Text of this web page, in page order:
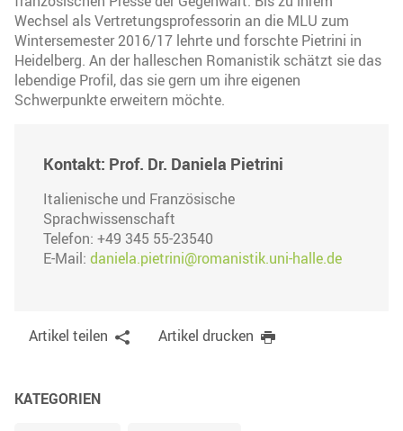
Wechsel als Vertretungsprofessorin an die MLU zum
Wintersemester 2016/17 lehrte und forschte Pietrini in
Heidelberg. An der halleschen Romanistik schätzt sie das
lebendige Profil, das sie gern um ihre eigenen
Schwerpunkte erweitern möchte.
Kontakt: Prof. Dr. Daniela Pietrini
Italienische und Französische
Sprachwissenschaft
Telefon: +49 345 55-23540
E-Mail: daniela.pietrini@romanistik.uni-halle.de
Artikel teilen Artikel drucken
KATEGORIEN